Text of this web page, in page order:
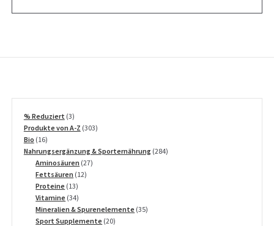
% Reduziert 33
Produkte
Produkte von A-Z 303303
Bio 1616
Produkte
Nahrungsergänzung & Sporternährung 284284
Aminosäuren 2727
Fettsäuren 1212
Proteine 1313
Produkte
Vitamine 3434
Produkte
Mineralien & Spurenelemente 3535
Sport Supplemente 2020